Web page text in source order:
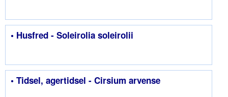
• Husfred - Soleirolia soleirolii
• Tidsel, agertidsel - Cirsium arvense